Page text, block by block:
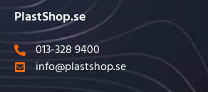
PlastShop.se
013-328 9400
info@plastshop.se